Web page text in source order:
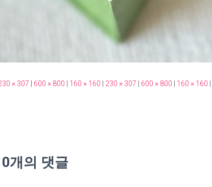
× 307 600 × 800 160 × 160 230 × 307 600 × 800 160 × 160
0개의 댓글